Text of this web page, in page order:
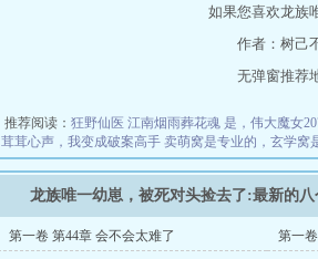
如果您喜欢龙族
作者：树己
无弹窗推荐
推荐阅读： 狂野仙医 江南烟雨葬花魂 是，伟大魔女
茸茸心声，我变成破案高手 卖萌窝是专业的，玄学窝
龙族唯一幼崽，被死对头捡去了:最新的八
第一卷 第44章 会不会太难了 第一